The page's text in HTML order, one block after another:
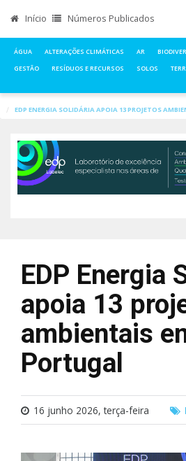
Início Números Publicados
ÁGUA ALTERAÇÕES CLIMÁTICAS AR
GESTÃO
RESÍDUOS E RECURSOS SOLOS
EDP ENERGIA SOLIDÁRIA APOIA 13 PROJETOS
EDP Energia
apoia 13
ambientais
Portugal
16 junho 2026, terça-feira